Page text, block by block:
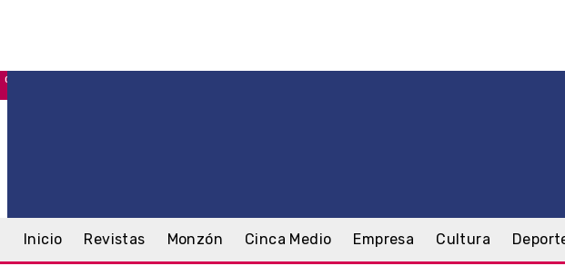
C
Inicio Revistas Monzón Cinca Medio Empresa Cultura